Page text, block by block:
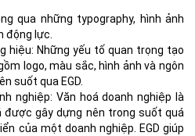
qua những typography, hình ảnh
động lực.
hiệu: Những yếu tố quan trọng tạo
logo, màu sắc, hình ảnh và ngôn
suốt qua EGD.
nghiệp: Văn hoá doanh nghiệp là
được gây dựng nên trong suốt quá
của một doanh nghiệp. EGD giúp